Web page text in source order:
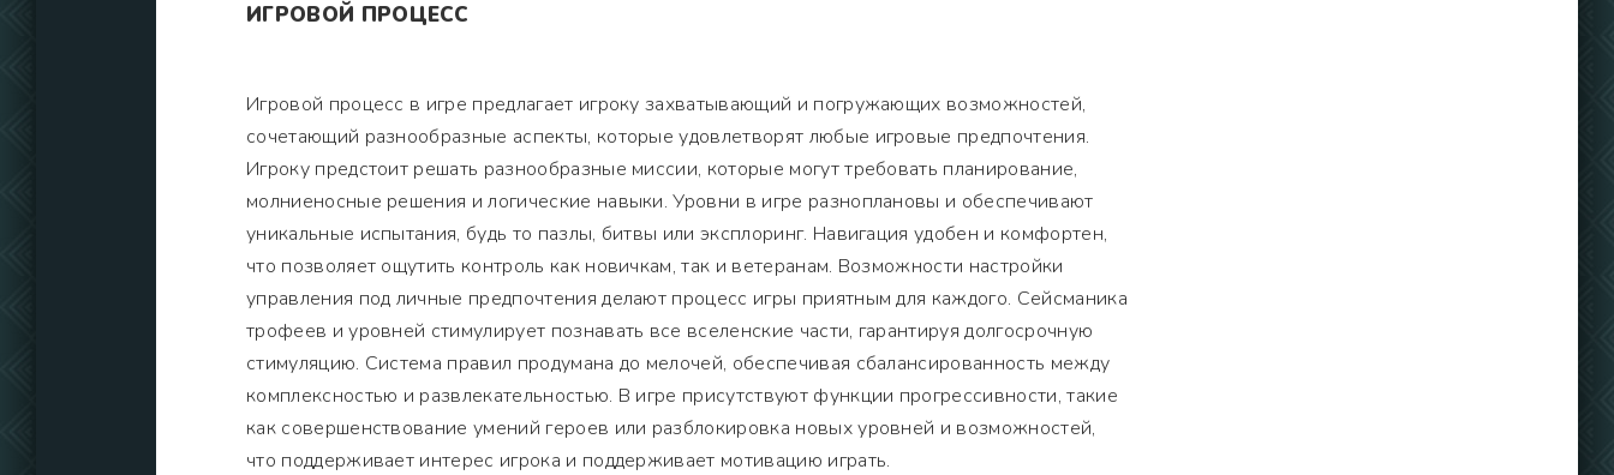
ИГРОВОЙ ПРОЦЕСС
Игровой процесс в игре предлагает игроку захватывающий и погружающих возможностей,
сочетающий разнообразные аспекты, которые удовлетворят любые игровые предпочтения.
Игроку предстоит решать разнообразные миссии, которые могут требовать планирование,
молниеносные решения и логические навыки. Уровни в игре разноплановы и обеспечивают
уникальные испытания, будь то пазлы, битвы или эксплоринг. Навигация удобен и комфортен,
что позволяет ощутить контроль как новичкам, так и ветеранам. Возможности настройки
управления под личные предпочтения делают процесс игры приятным для каждого. Сейсманика
трофеев и уровней стимулирует познавать все вселенские части, гарантируя долгосрочную
стимуляцию. Система правил продумана до мелочей, обеспечивая сбалансированность между
комплексностью и развлекательностью. В игре присутствуют функции прогрессивности, такие
как совершенствование умений героев или разблокировка новых уровней и возможностей,
что поддерживает интерес игрока и поддерживает мотивацию играть.